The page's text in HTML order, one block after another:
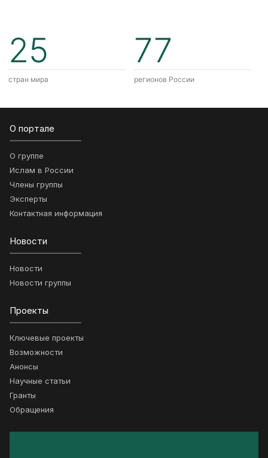
25
стран мира
77
регионов России
О портале
О группе
Ислам в России
Члены группы
Эксперты
Контактная информация
Новости
Новости
Новости группы
Проекты
Ключевые проекты
Возможности
Анонсы
Научные статьи
Гранты
Обращения